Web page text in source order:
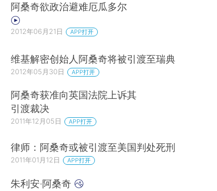
阿桑奇欲政治避难厄瓜多尔
2012年06月21日 APP打开
维基解密创始人阿桑奇将被引渡至瑞典
2012年05月30日 APP打开
阿桑奇获准向英国法院上诉其
引渡裁决
2011年12月05日 APP打开
律师：阿桑奇或被引渡至美国判处死刑
2011年01月12日 APP打开
朱利安·阿桑奇